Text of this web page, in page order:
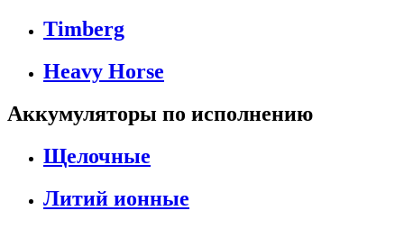
Timberg
Heavy Horse
Аккумуляторы по исполнению
Щелочные
Литий ионные